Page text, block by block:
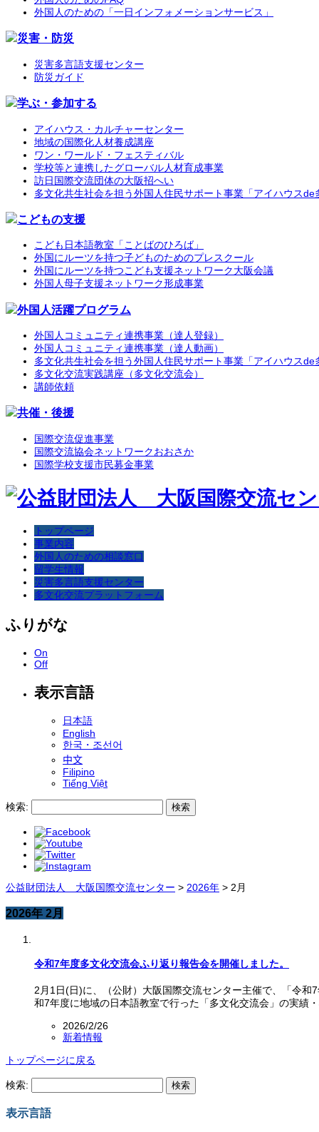
外国人のための「一日インフォメーションサービス」
災害・防災
災害多言語支援センター
防災ガイド
学ぶ・参加する
アイハウス・カルチャーセンター
地域の国際化人材養成講座
ワン・ワールド・フェスティバル
学校等と連携したグローバル人材育成事業
訪日国際交流団体の大阪招へい
多文化共生社会を担う外国人住民サポート事業「アイハウスde
こどもの支援
こども日本語教室「ことばのひろば」
外国にルーツを持つ子どものためのプレスクール
外国にルーツを持つこども支援ネットワーク大阪会議
外国人母子支援ネットワーク形成事業
外国人活躍プログラム
外国人コミュニティ連携事業（達人登録）
外国人コミュニティ連携事業（達人動画）
多文化共生社会を担う外国人住民サポート事業「アイハウスde
多文化交流実践講座（多文化交流会）
講師依頼
共催・後援
国際交流促進事業
国際交流協会ネットワークおおさか
国際学校支援市民募金事業
トップページ
事業内容
外国人のための相談窓口
留学生情報
災害多言語支援センター
多文化交流プラットフォーム
ふりがな
On
Off
表示言語
日本語
English
한국・조선어
中文
Filipino
Tiếng Việt
検索:
公益財団法人 大阪国際交流センター > 2026年 > 2月
2026年 2月
令和7年度多文化交流会ふり返り報告会を開催しました。
2月1日(日)に、（公財）大阪国際交流センター主催で、「令
和7年度に地域の日本語教室で行った「多文化交流会」の実績
2026/2/26
新着情報
トップページに戻る
検索:
表示言語